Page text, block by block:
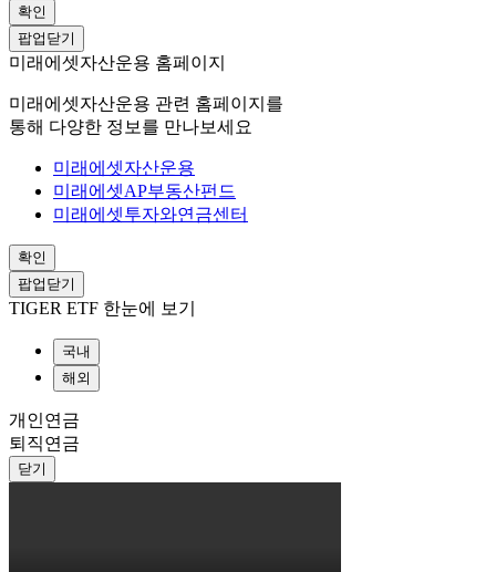
확인
팝업닫기
미래에셋자산운용 홈페이지
미래에셋자산운용 관련 홈페이지를
통해 다양한 정보를 만나보세요
미래에셋자산운용
미래에셋AP부동산펀드
미래에셋투자와연금센터
확인
팝업닫기
TIGER ETF 한눈에 보기
국내
해외
개인연금
퇴직연금
닫기